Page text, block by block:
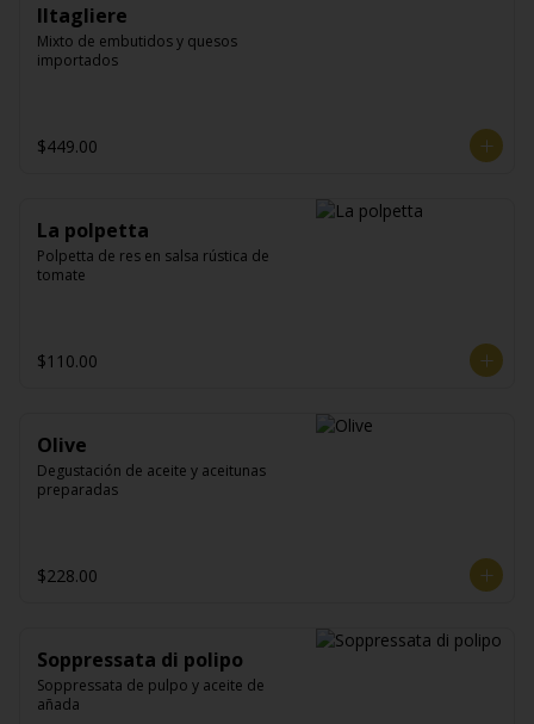
Iltagliere
Mixto de embutidos y quesos
importados
$449.00
La polpetta
Polpetta de res en salsa rústica de
tomate
$110.00
Olive
Degustación de aceite y aceitunas
preparadas
$228.00
Soppressata di polipo
Soppressata de pulpo y aceite de
añada